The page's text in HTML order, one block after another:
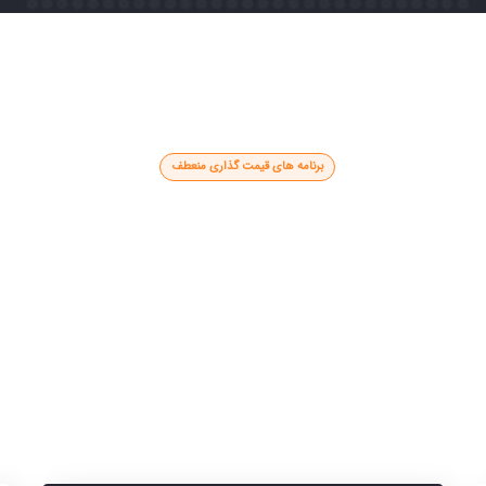
برنامه های قیمت گذاری منعطف